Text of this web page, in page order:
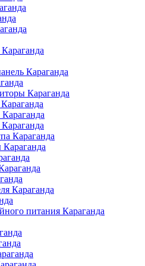
Караганда
Караганда
Караганда
Караганда
питания Караганда